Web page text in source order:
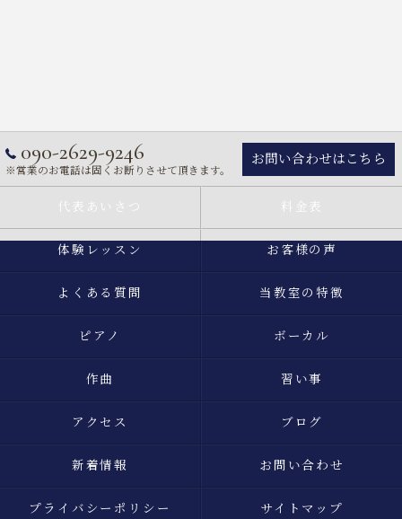
090-2629-9246
※営業のお電話は固くお断りさせて頂きます。
お問い合わせはこちら
代表あいさつ 料金表
体験レッスン お客様の声
よくある質問 当教室の特徴
ピアノ ボーカル
作曲 習い事
アクセス ブログ
新着情報 お問い合わせ
プライバシーポリシー サイトマップ